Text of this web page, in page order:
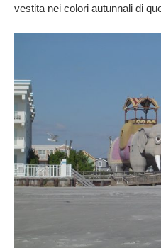
vestita nei colori autunnali di